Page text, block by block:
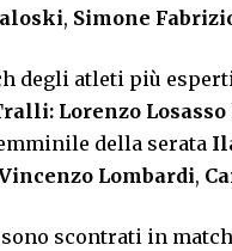
, Simone
degli atleti più
Lorenzo Losasso
della serata
Lombardi,
scontrati in